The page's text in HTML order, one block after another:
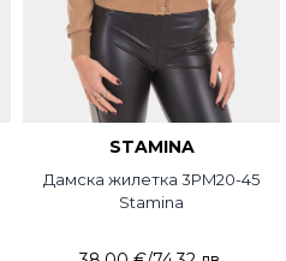
STAMINA
Дамска жилетка 3PM20-45
Stamina